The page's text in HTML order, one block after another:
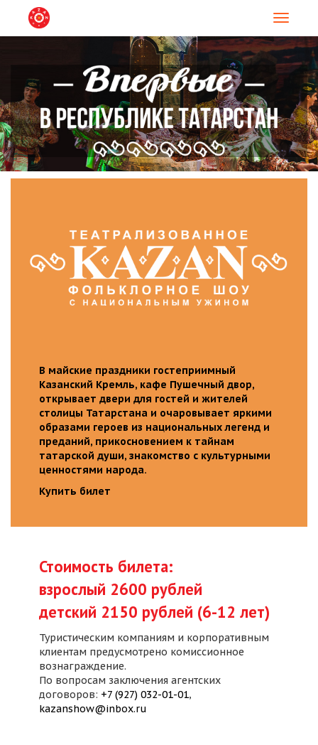
В майские праздники гостеприимный
Казанский Кремль, кафе Пушечный двор,
открывает двери для гостей и жителей
столицы Татарстана и очаровывает яркими
образами героев из национальных легенд и
преданий, прикосновением к тайнам
татарской души, знакомство с культурными
ценностями народа.
Купить билет
Стоимость билета:
взрослый 2600 рублей
детский 2150 рублей (6-12 лет)
Туристическим компаниям и корпоративным
клиентам предусмотрено комиссионное
вознаграждение.
По вопросам заключения агентских
договоров: +7 (927) 032-01-01,
kazanshow@inbox.ru